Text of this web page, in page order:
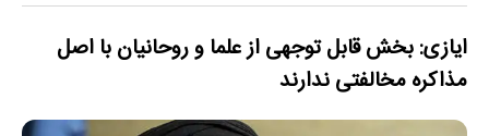
ایازی: بخش قابل توجهی از علما و روحانیان با اصل
مذاکره مخالفتی ندارند